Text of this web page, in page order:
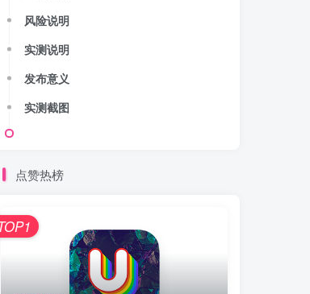
风险说明
实测说明
发布意义
实测截图
点赞热榜